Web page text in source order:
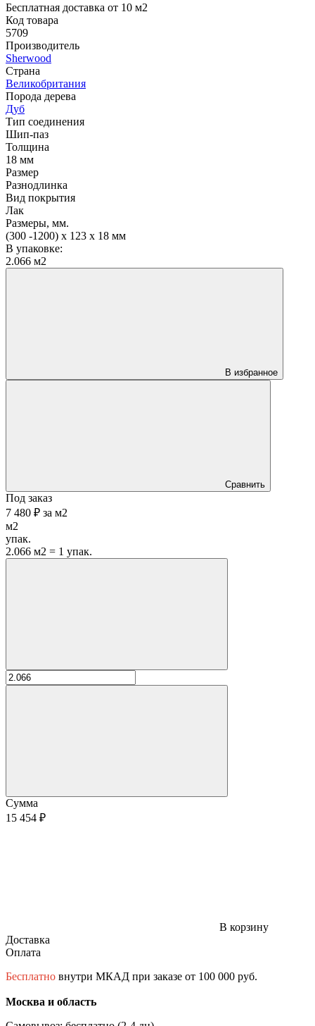
Бесплатная доставка от 10 м2
Код товара
5709
Производитель
Sherwood
Страна
Великобритания
Порода дерева
Дуб
Тип соединения
Шип-паз
Толщина
18 мм
Размер
Разнодлинка
Вид покрытия
Лак
Размеры, мм.
(300 -1200) х 123 х 18 мм
В упаковке:
2.066 м2
В избранное
Сравнить
Под заказ
7 480 ₽ за м2
м2
упак.
2.066 м2 = 1 упак.
Сумма
15 454 ₽
В корзину
Доставка
Оплата
Бесплатно внутри МКАД при заказе от 100 000 руб.
Москва и область